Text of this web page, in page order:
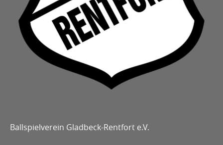
Ballspielverein Gladbeck-Rentfort e.V.